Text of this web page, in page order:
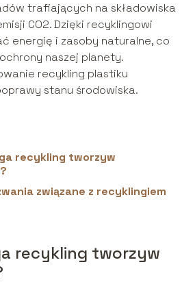
trafiających na składowiska
CO2. Dzięki recyklingowi
energię i zasoby naturalne, co
naszej planety.
recykling plastiku
stanu środowiska.
recykling tworzyw
związane z recyklingiem
recykling tworzyw